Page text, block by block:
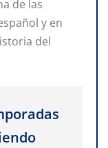
de las
y en
del